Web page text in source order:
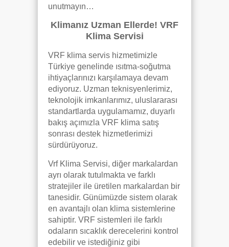
unutmayın…
Klimanız Uzman Ellerde! VRF
Klima Servisi
VRF klima servis hizmetimizle
Türkiye genelinde ısıtma-soğutma
ihtiyaçlarınızı karşılamaya devam
ediyoruz. Uzman teknisyenlerimiz,
teknolojik imkanlarımız, uluslararası
standartlarda uygulamamız, duyarlı
bakış açımızla VRF klima satış
sonrası destek hizmetlerimizi
sürdürüyoruz.
Vrf Klima Servisi, diğer markalardan
ayrı olarak tutulmakta ve farklı
stratejiler ile üretilen markalardan bir
tanesidir. Günümüzde sistem olarak
en avantajlı olan klima sistemlerine
sahiptir. VRF sistemleri ile farklı
odaların sıcaklık derecelerini kontrol
edebilir ve istediğiniz gibi